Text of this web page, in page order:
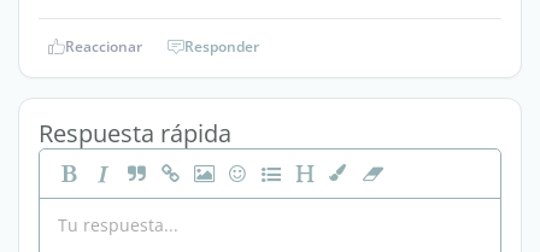
Reaccionar Responder
Respuesta rápida